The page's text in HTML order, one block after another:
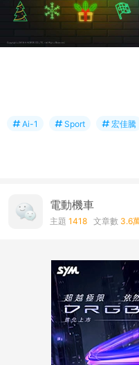
Ai-1 Sport 宏佳騰
電動機車
主題 1418 文章數 3.6